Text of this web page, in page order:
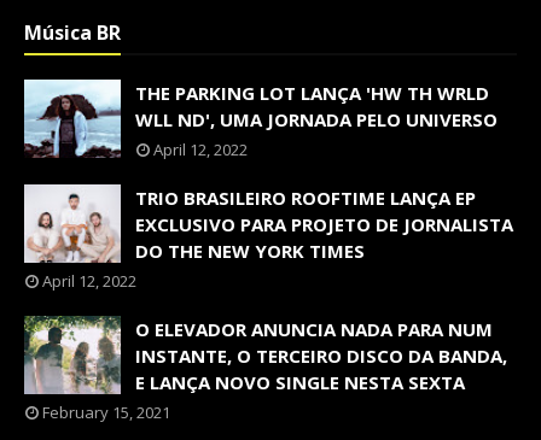
Música BR
THE PARKING LOT LANÇA 'HW TH WRLD
WLL ND', UMA JORNADA PELO UNIVERSO
April 12, 2022
TRIO BRASILEIRO ROOFTIME LANÇA EP
EXCLUSIVO PARA PROJETO DE JORNALISTA
DO THE NEW YORK TIMES
April 12, 2022
O ELEVADOR ANUNCIA NADA PARA NUM
INSTANTE, O TERCEIRO DISCO DA BANDA,
E LANÇA NOVO SINGLE NESTA SEXTA
February 15, 2021